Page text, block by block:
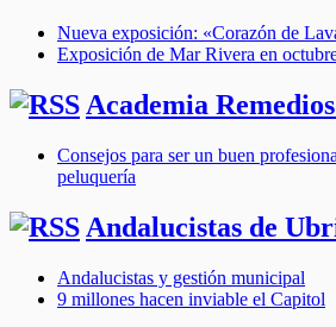
Nueva exposición: «Corazón de
Exposición de Mar Rivera en
Academia
Consejos para ser un buen
peluquería
Andalucistas de
Andalucistas y gestión municipal
9 millones hacen inviable el Capitol